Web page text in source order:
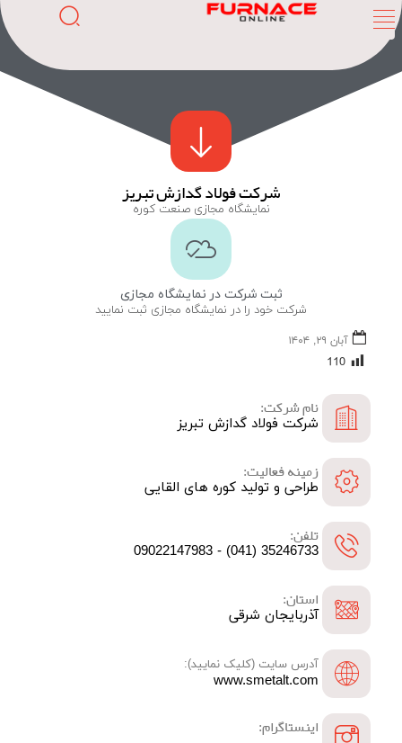
شرکت فولاد گدازش تبریز
نمایشگاه مجازی صنعت کوره
ثبت شرکت در نمایشگاه مجازی
شرکت خود را در نمایشگاه مجازی ثبت نمایید
آبان ۲۹, ۱۴۰۴
110
نام شرکت:
شرکت فولاد گدازش تبریز
زمینه فعالیت:
طراحی و تولید کوره های القایی
تلفن:
35246733 (041) - 09022147983
استان:
آذربایجان شرقی
آدرس سایت (کلیک نمایید):
www.smetalt.com
اینستاگرام: